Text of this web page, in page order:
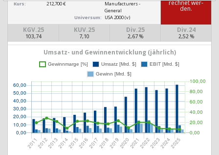
Kurs:
212,700 €
Manufacturers -
General
Universum:
USA 2000 (v)
KGV.25
103,74
KUV.25
7,10
Div.25
2,67 %
Div.24
2,52 %
rech­net wer­
den.
Umsatz- und Gewinnentwicklung (jährlich)